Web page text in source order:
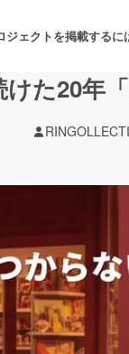
ジェクトを掲載するに
サービス開発
誌出版
た20年